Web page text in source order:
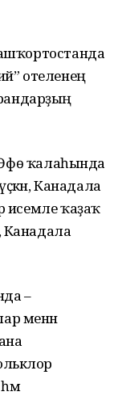
отеленең
Өфө ҡалаһында
Канадала
исемле ҡаҙаҡ
Канадала
–
менән